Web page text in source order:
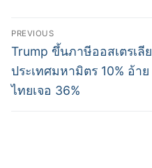
Post
navigation
PREVIOUS
Previous
post:
Trump ขึ้นภาษีออสเตรเลีย
ประเทศมหามิตร 10% อ้าย
ไทยเจอ 36%